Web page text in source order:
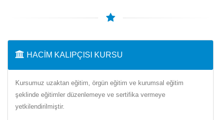
HACIM KALIPÇISI KURSU
Kursumuz uzaktan eğitim, örgün eğitim ve kurumsal eğitim
şeklinde eğitimler düzenlemeye ve sertifika vermeye
yetkilendirilmiştir.